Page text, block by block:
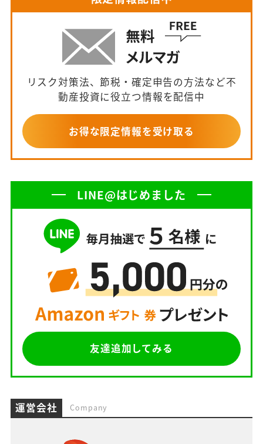
リスク対策法、節税・確定申告の方法など不
動産投資に役立つ情報を配信中
お得な限定情報を受け取る
LINE@はじめました
友達追加してみる
運営会社 Company